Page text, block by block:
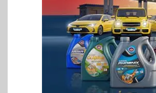
ناتجاس
سوق وصلة
vivo تشعل المنافسة في مصر
مع إطلاق Y500 المزود ببطارية
بسعة 8100 مللي أمبير